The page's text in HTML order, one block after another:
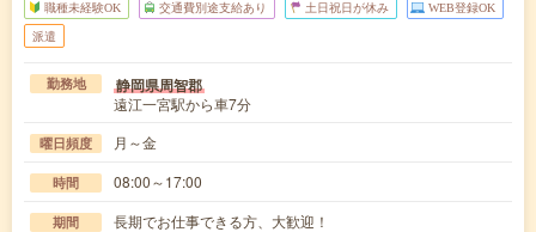
職種未経験OK 交通費別途支給あり 土日祝日が休み WEB登録OK
派遣
勤務地 静岡県周智郡
遠江一宮駅から車7分
曜日頻度 月～金
時間 08:00～17:00
期間 長期でお仕事できる方、大歓迎！